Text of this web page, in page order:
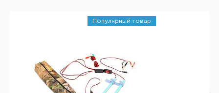
Популярный товар